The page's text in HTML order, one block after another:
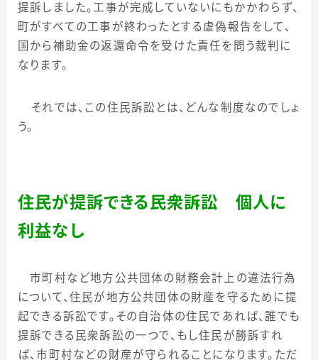
提訴しました。工事が完成していないにもかかわらず、
町がすべての工事が終わったとする虚偽報告をして、
国から補助金の返還命令を受けた責任を問う裁判に
なります。
それでは、この住民訴訟とは、どんな制度なのでしょ
う。
住民が提訴できる民衆訴訟 個人に
利益なし
市町村など地方公共団体の財務会計上の違法行為
について、住民が地方公共団体の財産を守るために提
起できる訴訟です。その自治体の住民であれば、誰でも
提訴できる民衆訴訟の一つで、もし住民が勝訴すれ
ば、市町村などの財産が守られることになります。ただ